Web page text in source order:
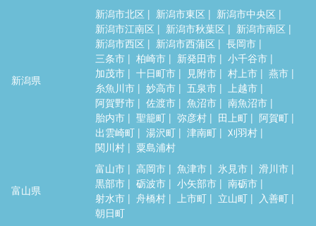
新潟県
新潟市北区 新潟市東区
新潟市中央区
新潟市江南区
新潟市秋葉区
新潟市南区
新潟市西区
新潟市西蒲区
長岡市
三条市
柏崎市 新発田市
小千谷市
加茂市
十日町市 見附市 村上市
燕市
糸魚川市
妙高市 五泉市
上越市
阿賀野市
佐渡市 魚沼市
南魚沼市
胎内市
聖籠町 弥彦村 田上町
阿賀町
出雲崎町
湯沢町 津南町
刈羽村
関川村
粟島浦村
富山県
富山市 高岡市 魚津市 氷見市
滑川市
黒部市
砺波市 小矢部市
南砺市
射水市
舟橋村 上市町 立山町
入善町
朝日町